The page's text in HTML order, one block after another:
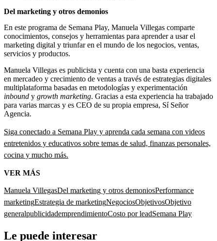
Del marketing y otros demonios
En este programa de Semana Play, Manuela Villegas comparte
conocimientos, consejos y herramientas para aprender a usar el
marketing digital y triunfar en el mundo de los negocios, ventas,
servicios y productos.
Manuela Villegas es publicista y cuenta con una basta experiencia
en mercadeo y crecimiento de ventas a través de estrategias digitales
multiplataforma basadas en metodologías y experimentación
inbound y growth marketing. Gracias a esta experiencia ha trabajado
para varias marcas y es CEO de su propia empresa, Sí Señor
Agencia.
Siga conectado a Semana Play y aprenda cada semana con videos
entretenidos y educativos sobre temas de salud, finanzas personales,
cocina y mucho más.
VER MÁS
Manuela VillegasDel marketing y otros demoniosPerformance
marketingEstrategia de marketingNegociosObjetivosObjetivo
generalpublicidademprendimientoCosto por leadSemana Play
Le puede interesar